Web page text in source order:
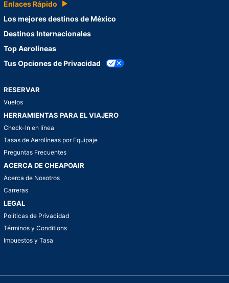
Enlaces Rápido
Los mejores destinos de México
Destinos Internacionales
Top Aerolíneas
Tus Opciones de Privacidad
RESERVAR
Vuelos
HERRAMIENTAS PARA EL VIAJERO
Check-In en línea
Tasas de Aerolíneas por Equipaje
Preguntas Frecuentes
ACERCA DE CHEAPOAIR
Acerca de Nosotros
Carreras
LEGAL
Políticas de Privacidad
Términos y Conditions
Impuestos y Tasa